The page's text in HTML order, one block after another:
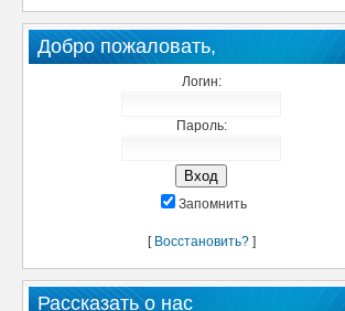
Добро пожаловать,
Логин:
Пароль:
Запомнить
[ Восстановить?]
Рассказать о нас